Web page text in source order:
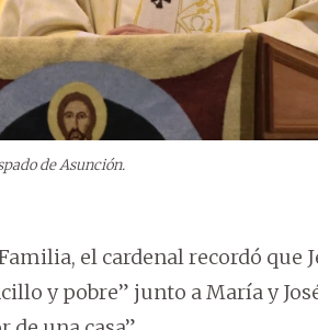
de Asunción.
el cardenal recordó que
y pobre” junto a María y